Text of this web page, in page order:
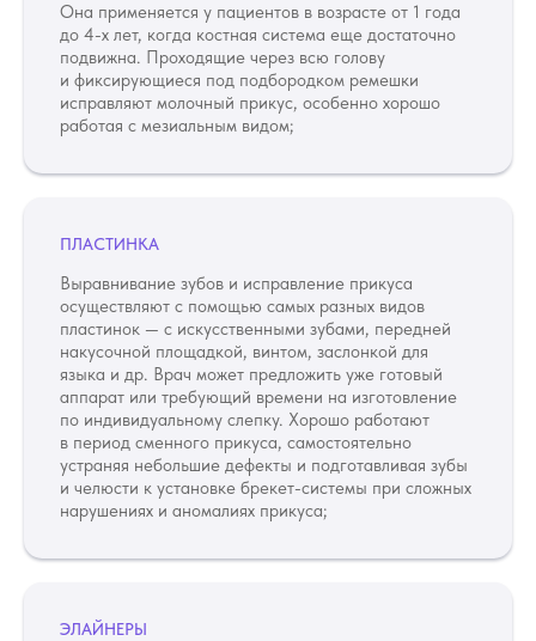
Она применяется у пациентов в возрасте от 1 года
до 4-х лет, когда костная система еще достаточно
подвижна. Проходящие через всю голову
и фиксирующиеся под подбородком ремешки
исправляют молочный прикус, особенно хорошо
работая с мезиальным видом;
ПЛАСТИНКА
Выравнивание зубов и исправление прикуса
осуществляют с помощью самых разных видов
пластинок — с искусственными зубами, передней
накусочной площадкой, винтом, заслонкой для
языка и др. Врач может предложить уже готовый
аппарат или требующий времени на изготовление
по индивидуальному слепку. Хорошо работают
в период сменного прикуса, самостоятельно
устраняя небольшие дефекты и подготавливая зубы
и челюсти к установке брекет-системы при сложных
нарушениях и аномалиях прикуса;
ЭЛАЙНЕРЫ
Этапы исправления